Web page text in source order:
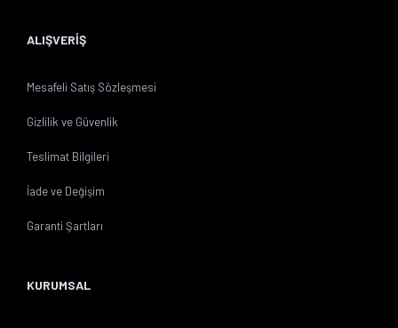
ALIŞVERİŞ
Mesafeli Satış Sözleşmesi
Gizlilik ve Güvenlik
Teslimat Bilgileri
İade ve Değişim
Garanti Şartları
KURUMSAL